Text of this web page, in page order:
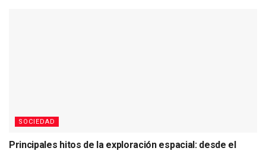
SOCIEDAD
Principales hitos de la exploración espacial: desde el